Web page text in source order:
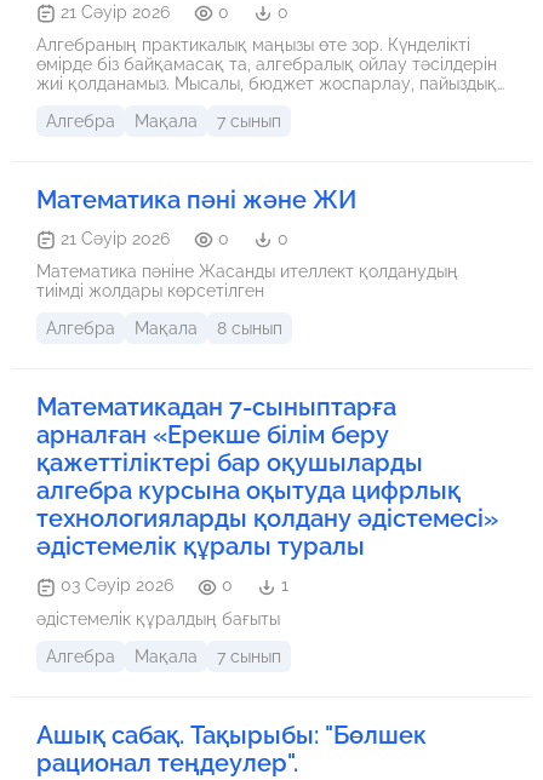
21 Сәуір 2026 0
0
Алгебраның практикалық маңызы өте зор. Күнделікті
өмірде біз байқамасақ та, алгебралық ойлау тәсілдерін
жиі қолданамыз. Мысалы, бюджет жоспарлау, пайыздық
әрекеттердің барлығы белгілі бір деңгейде алгебрамен
сияқты көптеген процестер алгебраға сүйенеді.
Алгебра Мақала 7 сынып
Математика пәні және ЖИ
21 Сәуір 2026 0
0
Математика пәніне Жасанды ителлект қолданудың
тиімді жолдары көрсетілген
Алгебра
Мақала 8 сынып
Математикадан 7-сыныптарға
арналған «Ерекше білім беру
қажеттіліктері бар оқушыларды
алгебра курсына оқытуда цифрлық
технологияларды қолдану әдістемесі»
әдістемелік құралы туралы
03 Сәуір 2026 0
1
әдістемелік құралдың бағыты
Алгебра
Мақала 7 сынып
Ашық сабақ. Тақырыбы: "Бөлшек
рационал теңдеулер".